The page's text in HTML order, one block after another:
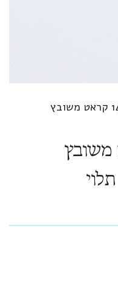
תליון זהב 14 קראט משובץ
קראט משובץ